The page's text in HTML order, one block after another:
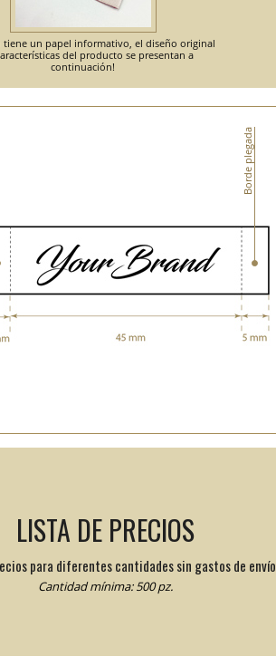
tiene un papel informativo, el diseño original
del producto se presentan a
continuación!
Borde plegada
LISTA DE PRECIOS
para diferentes cantidades sin gastos de envío
Cantidad mínima: 500 pz.